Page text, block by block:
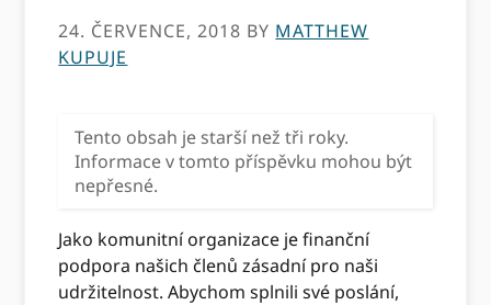
24. ČERVENCE, 2018 BY MATTHEW
KUPUJE
Tento obsah je starší než tři roky.
Informace v tomto příspěvku mohou být
nepřesné.
Jako komunitní organizace je finanční
podpora našich členů zásadní pro naši
udržitelnost. Abychom splnili své poslání,